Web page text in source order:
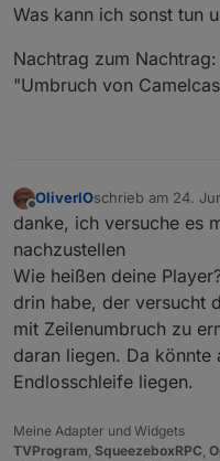
Was kann ich sonst tun
Nachtrag zum Nachtrag:
"Umbruch von
Offline
OliverIOschrieb am 24.
zuletzt editiert von
danke, ich versuche es
nachzustellen
Wie heißen deine
drin habe, der versucht
mit Zeilenumbruch zu
daran liegen. Da
Endlosschleife liegen.
Meine Adapter und Widgets
TVProgram, SqueezeboxRPC,